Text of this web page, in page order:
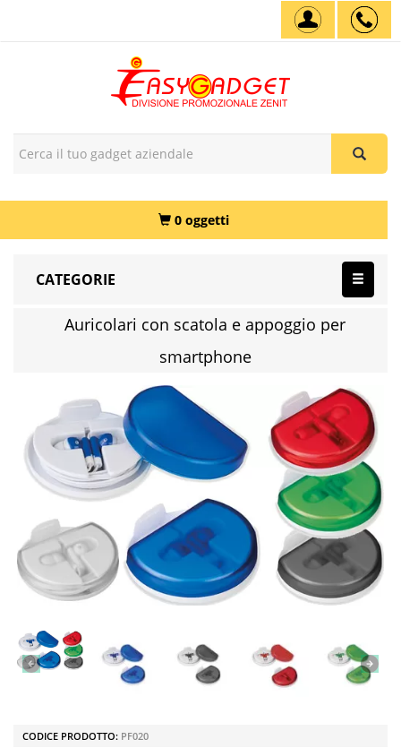
0 oggetti
CATEGORIE
Auricolari con scatola e appoggio per
smartphone
CODICE PRODOTTO: PF020